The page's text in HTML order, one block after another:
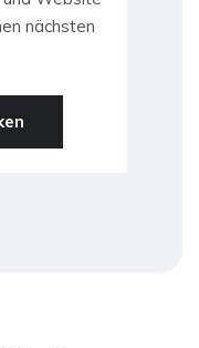
nächsten